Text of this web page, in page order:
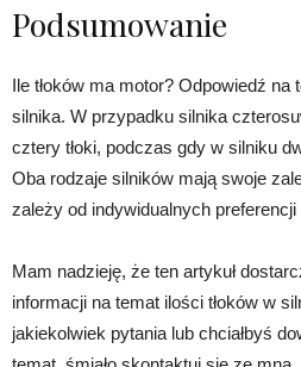
Podsumowanie
Ile tłoków ma motor? Odpowiedź
silnika. W przypadku silnika
cztery tłoki, podczas gdy w silniku
Oba rodzaje silników mają swoje
zależy od indywidualnych preferencji
Mam nadzieję, że ten artykuł
informacji na temat ilości tłoków w
jakiekolwiek pytania lub chciałbyś